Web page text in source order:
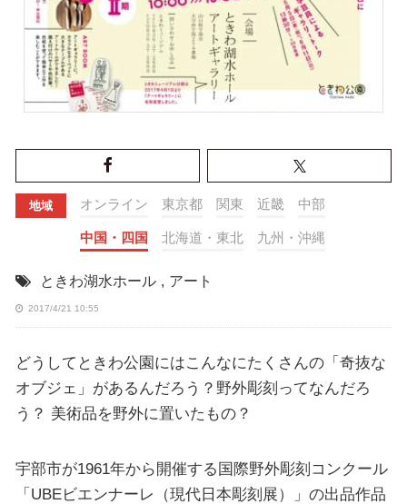
地域 オンライン 東京都 関東 近畿 中部
中国・四国 北海道・東北 九州・沖縄
ときわ湖水ホール , アート
2017/4/21 10:55
どうしてときわ公園にはこんなにたくさんの「奇抜な
オブジェ」があるんだろう？野外彫刻ってなんだろ
う？ 美術品を野外に置いたもの？
宇部市が1961年から開催する国際野外彫刻コンクール
「UBEビエンナーレ（現代日本彫刻展）」の出品作品